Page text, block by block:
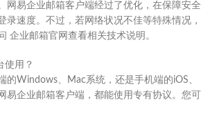
网易企业邮箱客户端经过了优化，在保障安全
录速度。不过，若网络状况不佳等特殊情况，
企业邮箱官网查看相关技术说明。
使用？
的Windows、Mac系统，还是手机端的iOS、
易企业邮箱客户端，都能使用专有协议。您可